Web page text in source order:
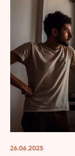
26.06.2025